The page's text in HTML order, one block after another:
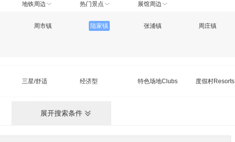
地铁周边 热门景点 展馆周边
周市镇 陆家镇 张浦镇 周庄镇
三星/舒适 经济型 特色场地Clubs 度假村Resorts
展开搜索条件